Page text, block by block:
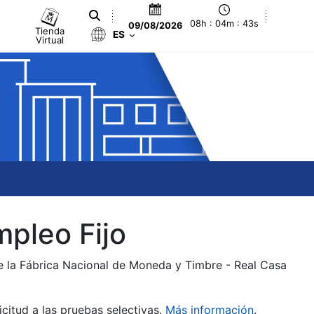
Tienda
Virtual
09/08/2026 08h : 04m : 44s
ES
Fijo
Fábrica Nacional de Moneda y Timbre - Real Casa
a las pruebas selectivas. Más información.